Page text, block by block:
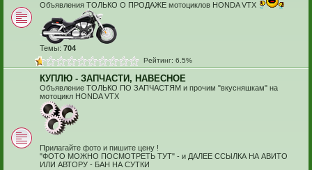
Объявления ТОЛЬКО О ПРОДАЖЕ мотоциклов HONDA VTX
Темы: 704
Рейтинг: 6.5%
КУПЛЮ - ЗАПЧАСТИ, НАВЕСНОЕ
Объявление ТОЛЬКО ПО ЗАПЧАСТЯМ и прочим "вкусняшкам" на
мотоцикл HONDA VTX
Прилагайте фото и пишите цену !
"ФОТО МОЖНО ПОСМОТРЕТЬ ТУТ" - и ДАЛЕЕ ССЫЛКА НА АВИТО
ИЛИ АВТОРУ - БАН НА СУТКИ